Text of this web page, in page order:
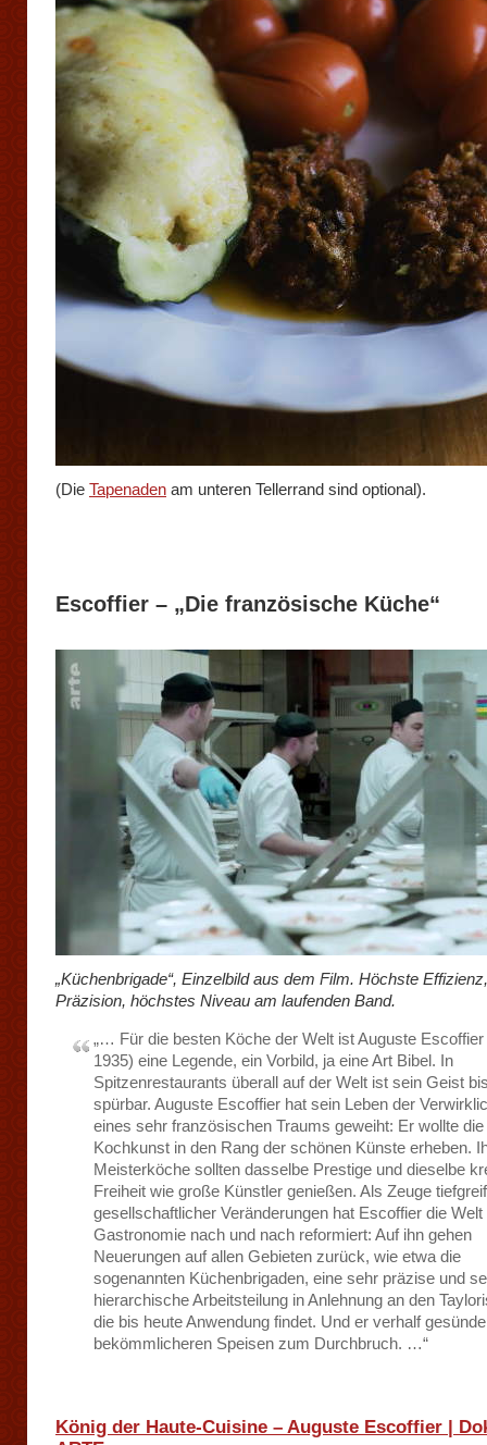
(Die Tapenaden am unteren Tellerrand sind optional).
Escoffier – „Die französische Küche“
„Küchenbrigade“, Einzelbild aus dem Film. Höchste
Präzision, höchstes Niveau am laufenden Band.
„… Für die besten Köche der Welt ist Auguste Escoffier
1935) eine Legende, ein Vorbild, ja eine Art Bibel. In
Spitzenrestaurants überall auf der Welt ist sein Geist
spürbar. Auguste Escoffier hat sein Leben der
eines sehr französischen Traums geweiht: Er wollte die
Kochkunst in den Rang der schönen Künste erheben.
Meisterköche sollten dasselbe Prestige und dieselbe
Freiheit wie große Künstler genießen. Als Zeuge
gesellschaftlicher Veränderungen hat Escoffier die Welt
Gastronomie nach und nach reformiert: Auf ihn gehen
Neuerungen auf allen Gebieten zurück, wie etwa die
sogenannten Küchenbrigaden, eine sehr präzise und
hierarchische Arbeitsteilung in Anlehnung an den
die bis heute Anwendung findet. Und er verhalf
bekömmlicheren Speisen zum Durchbruch. …“
König der Haute-Cuisine – Auguste Escoffier |